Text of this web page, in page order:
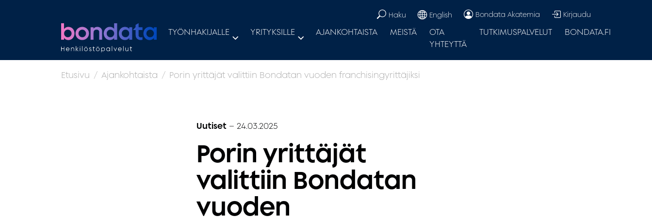
TYÖNHAKIJALLE YRITYKSILLE AJANKOHTAISTA MEISTÄ
OTA
YHTEYTTÄ
TUTKIMUSPALVELUT BONDATA.FI
Haku English Bondata Akatemia Kirjaudu
Etusivu Ajankohtaista Porin yrittäjät valittiin Bondatan vuoden franchisingyrittäjiksi
Uutiset – 24.03.2025
Porin yrittäjät
valittiin Bondatan
vuoden